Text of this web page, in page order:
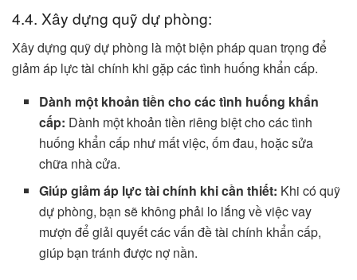
4.4. Xây dựng quỹ dự phòng:
Xây dựng quỹ dự phòng là một biện pháp quan trọng để
giảm áp lực tài chính khi gặp các tình huống khẩn cấp.
Dành một khoản tiền cho các tình huống khẩn
cấp: Dành một khoản tiền riêng biệt cho các tình
huống khẩn cấp như mất việc, ốm đau, hoặc sửa
chữa nhà cửa.
Giúp giảm áp lực tài chính khi cần thiết: Khi có quỹ
dự phòng, bạn sẽ không phải lo lắng về việc vay
mượn để giải quyết các vấn đề tài chính khẩn cấp,
giúp bạn tránh được nợ nần.